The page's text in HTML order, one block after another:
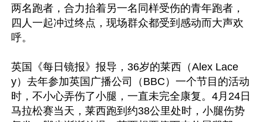
两名跑者，合力抬着另一名同样受伤的青年跑者，
四人一起冲过终点，现场群众都受到感动而大声欢
呼。
英国《每日镜报》报导，36岁的莱西（Alex Lace
y）去年参加英国广播公司（BBC）一个节目的活动
时，不小心弄伤了小腿，一直未完全康复。4月24日
马拉松赛当天，莱西跑到约38公里处时，小腿伤势